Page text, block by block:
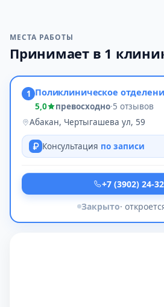
МЕСТА РАБОТЫ
Принимает в 1
1 Поликлиническое
5,0 превосходно·5 отзывов
Абакан, Чертыгашева ул, 59
Консультация по записи
+7 (3902) 24-
Закрыто·